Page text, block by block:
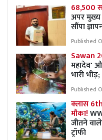
68,500
अपर मुख्य
सौंपा
Published
Sawan
महादेव'
भारी
Published
क्लास
मौका!
जीतने
ट्रॉफी